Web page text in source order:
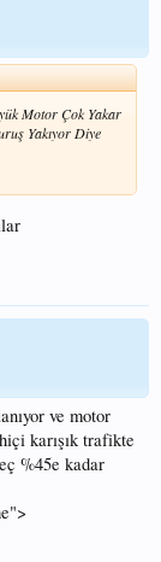
Motor Çok Yakar
Yakıyor Diye
ve motor
karışık trafikte
%45e kadar